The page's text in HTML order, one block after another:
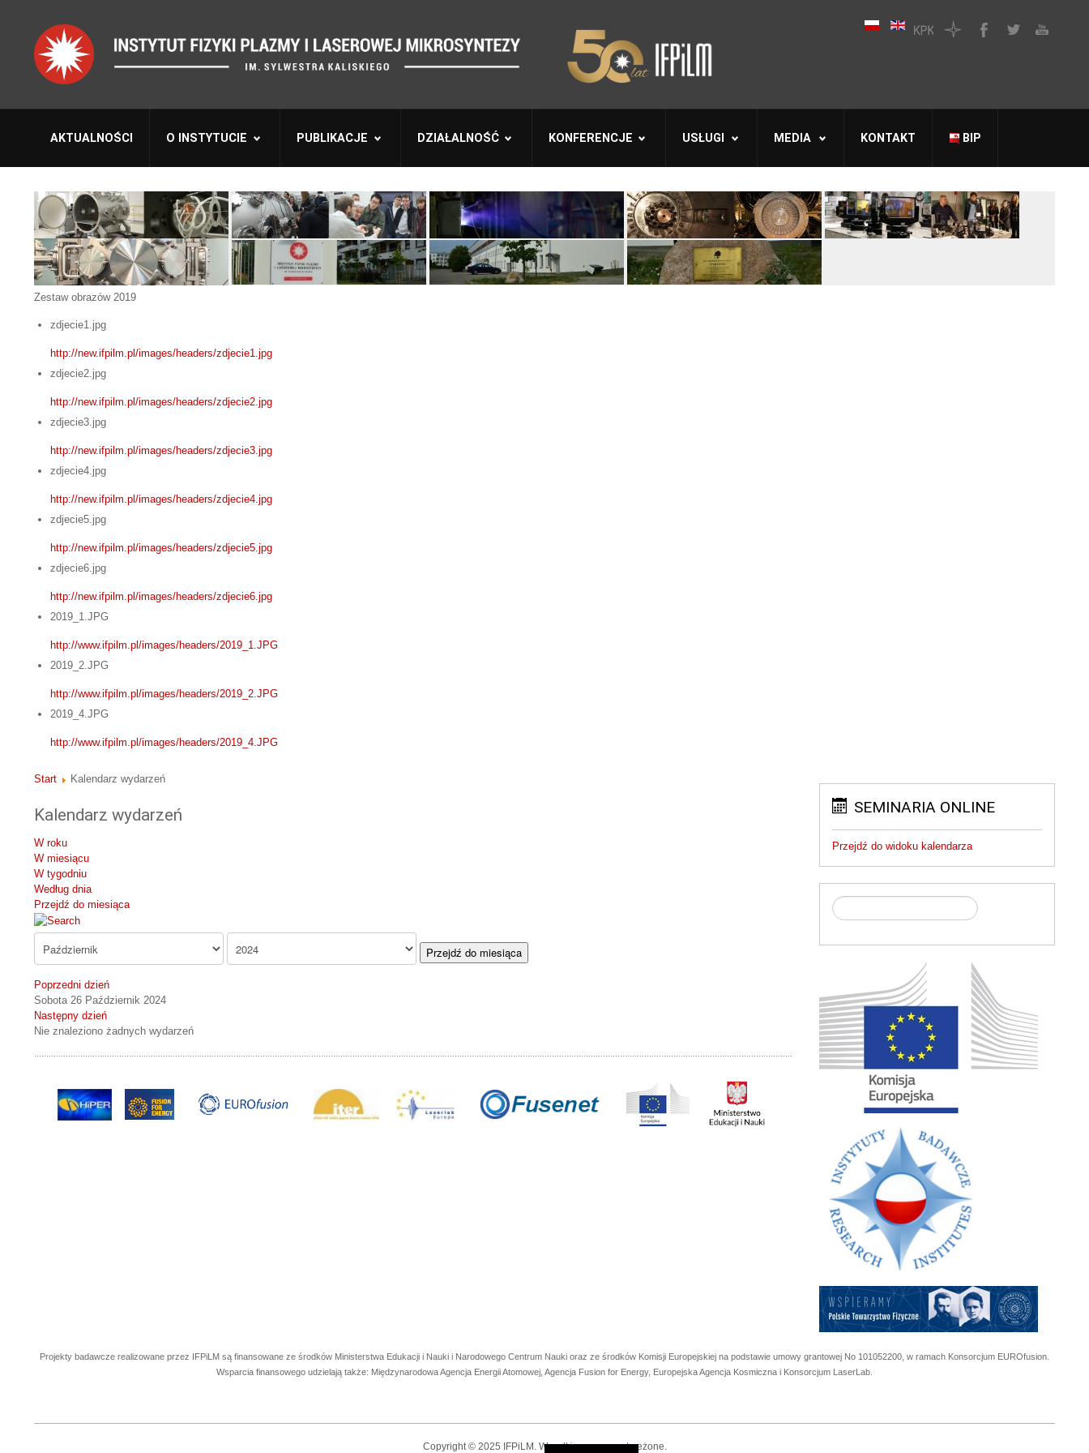
AKTUALNOŚCI O INSTYTUCIE PUBLIKACJE DZIAŁALNOŚĆ KONFERENCJE USŁUGI MEDIA KONTAKT BIP
Zestaw obrazów 2019
zdjecie1.jpg
http://new.ifpilm.pl/images/headers/zdjecie1.jpg
zdjecie2.jpg
http://new.ifpilm.pl/images/headers/zdjecie2.jpg
zdjecie3.jpg
http://new.ifpilm.pl/images/headers/zdjecie3.jpg
zdjecie4.jpg
http://new.ifpilm.pl/images/headers/zdjecie4.jpg
zdjecie5.jpg
http://new.ifpilm.pl/images/headers/zdjecie5.jpg
zdjecie6.jpg
http://new.ifpilm.pl/images/headers/zdjecie6.jpg
2019_1.JPG
http://www.ifpilm.pl/images/headers/2019_1.JPG
2019_2.JPG
http://www.ifpilm.pl/images/headers/2019_2.JPG
2019_4.JPG
http://www.ifpilm.pl/images/headers/2019_4.JPG
Start Kalendarz wydarzeń
Kalendarz wydarzeń
W roku
W miesiącu
W tygodniu
Według dnia
Przejdź do miesiąca
Przejdź do miesiąca
Poprzedni dzień
Sobota 26 Październik 2024
Następny dzień
Nie znaleziono żadnych wydarzeń
SEMINARIA ONLINE
Przejdź do widoku kalendarza
Projekty badawcze realizowane przez IFPiLM są finansowane ze środków Ministerstwa Edukacji i Nauki i Narodowego Centrum Nauki oraz ze środków Komisji Europejskiej na podstawie umowy grantowej No 101052200, w ramach Konsorcjum EUROfusion.
Wsparcia finansowego udzielają także: Międzynarodowa Agencja Energii Atomowej, Agencja Fusion for Energy, Europejska Agencja Kosmiczna i Konsorcjum LaserLab.
Copyright © 2025 IFPiLM. Wszelkie prawa zastrzeżone.